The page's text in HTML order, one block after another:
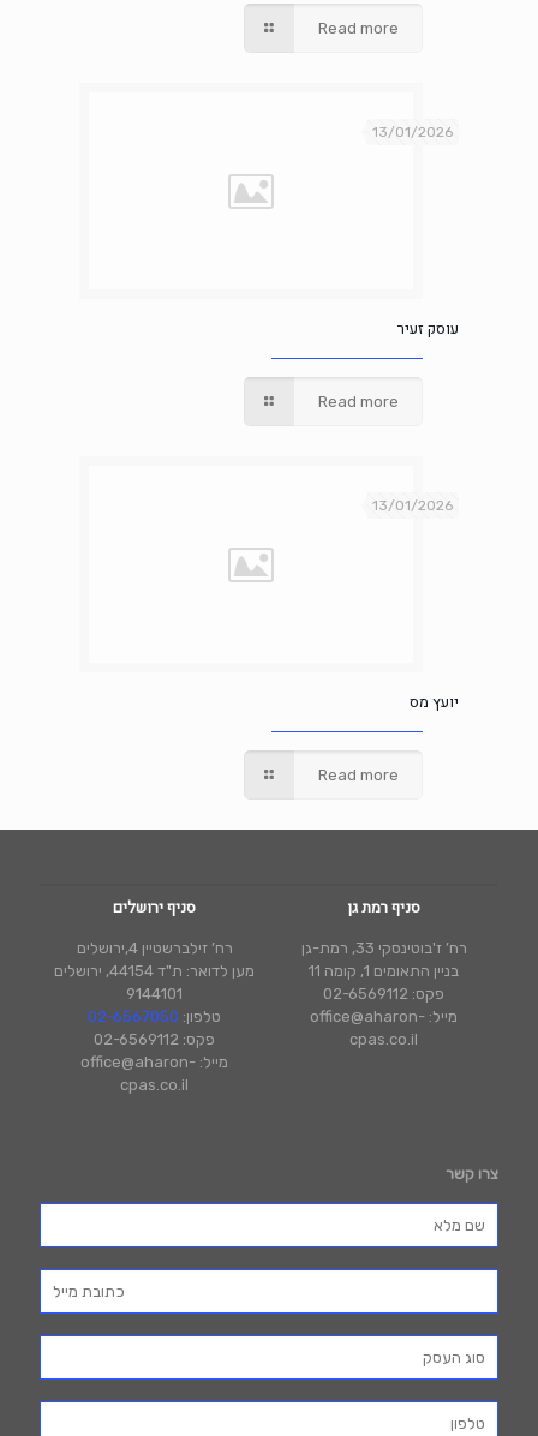
Read more
13/01/2026
עוסק זעיר
Read more
13/01/2026
יועץ מס
Read more
סניף רמת גן
רח’ ז'בוטינסקי 33, רמת-גן
בניין התאומים 1, קומה 11
פקס: 02-6569112
מייל: office@aharon-
cpas.co.il
סניף ירושלים
רח’ זילברשטיין 4,ירושלים
מען לדואר: ת"ד 44154, ירושלים
9144101
טלפון: 02-6567050
פקס: 02-6569112
מייל: office@aharon-
cpas.co.il
צרו קשר